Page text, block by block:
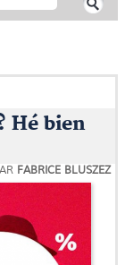
Hé bien
FABRICE BLUSZEZ